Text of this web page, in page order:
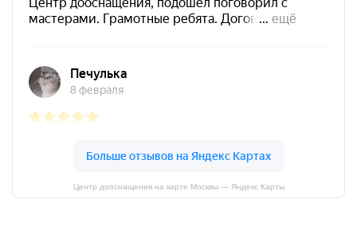
Центр дооснащения на карте Москвы — Яндекс Карты